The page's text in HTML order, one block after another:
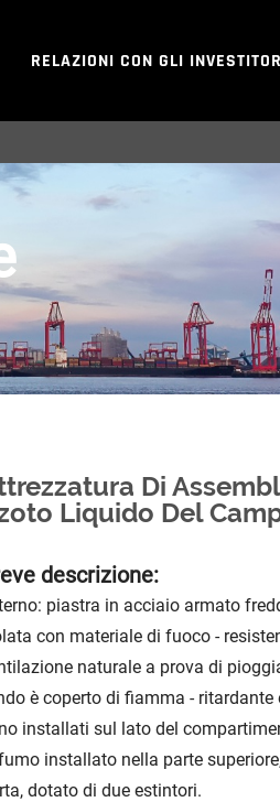
RELAZIONI CON GLI
Di
Liquido Del
descrizione:
piastra in acciaio armato
con materiale di fuoco -
naturale a prova di
è coperto di fiamma -
installati sul lato del
installato nella parte
dotato di due estintori.